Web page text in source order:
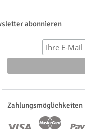
abonnieren
Zahlungsmöglichkeiten